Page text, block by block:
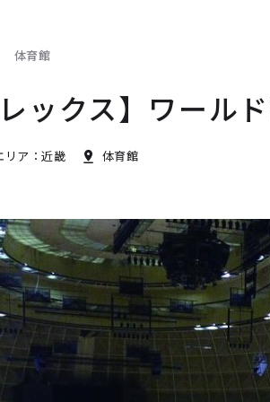
体育館
ックス】ワール
リア：近畿 体育館